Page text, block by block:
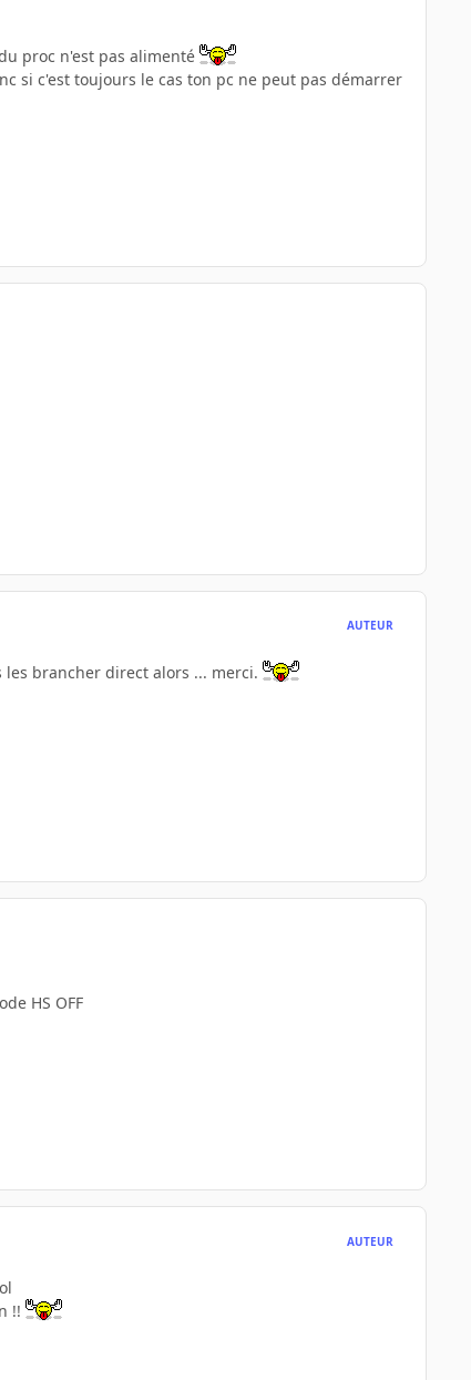
proc n'est pas alimenté
si c'est toujours le cas ton pc ne peut pas démarrer
AUTEUR
les brancher direct alors ... merci.
HS OFF
AUTEUR
!!